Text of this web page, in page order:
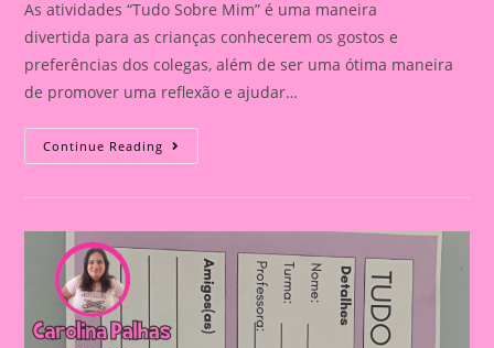
As atividades “Tudo Sobre Mim” é uma maneira
divertida para as crianças conhecerem os gostos e
preferências dos colegas, além de ser uma ótima maneira
de promover uma reflexão e ajudar…
Continue Reading Atividade
Tudo
Mim